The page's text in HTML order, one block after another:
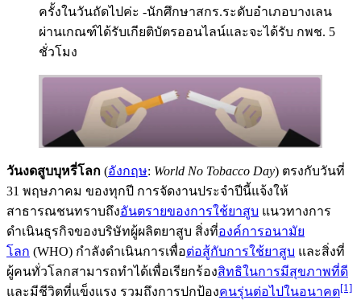
ครั้งในวันถัดไปค่ะ -นักศึกษาสกร.ระดับอำเภอบางเลน
ผ่านเกณฑ์ได้รับเกียติบัตรออนไลน์และจะได้รับ กพช. 5
ชั่วโมง
วันงดสูบบุหรี่โลก (อังกฤษ: World No Tobacco Day) ตรงกับวันที่
31 พฤษภาคม ของทุกปี การจัดงานประจำปีนี้แจ้งให้
สาธารณชนทราบถึงอันตรายของการใช้ยาสูบ แนวทางการ
ดำเนินธุรกิจของบริษัทผู้ผลิตยาสูบ สิ่งที่องค์การอนามัย
โลก (WHO) กำลังดำเนินการเพื่อต่อสู้กับการใช้ยาสูบ และสิ่งที่
ผู้คนทั่วโลกสามารถทำได้เพื่อเรียกร้องสิทธิในการมีสุขภาพที่ดี
และมีชีวิตที่แข็งแรง รวมถึงการปกป้องคนรุ่นต่อไปในอนาคต[1]